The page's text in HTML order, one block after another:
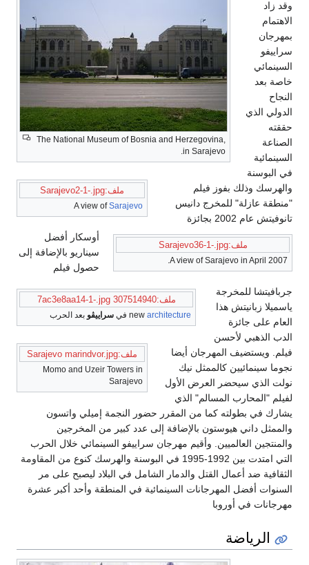
The National Museum of Bosnia and Herzegovina,
in Sarajevo.
ملف:Sarajevo2-1-.jpg
A view ofSarajevo
ملف:Sarajevo36-1-.jpg
A view of Sarajevo in April 2007.
ملف:307514940 7ac3e8aa14-1-.jpg
new architecture في سراييڤو بعد الحرب
ملف:Sarajevo marindvor.jpg
Momo and Uzeir Towers in
Sarajevo
وقد زاد
الاهتمام
بمهرجان
سراييفو
السينمائي
خاصة بعد
النجاح
الدولي الذي
حققته
الصناعة
السينمائية
في البوسنة
والهرسك وذلك بفوز فيلم
"منطقة عازلة" للمخرج دانيس
تانوفيتش عام 2002 بجائزة
أوسكار أفضل
سيناريو بالإضافة إلى
حصول فيلم
جربافيتشا للمخرجة
ياسميلا زبانيتش هذا
العام على جائزة
الدب الذهبي لأحسن
فيلم. ويستضيف المهرجان أيضا
نجوما سينمائيين كالممثل نيك
نولت الذي سيحضر العرض الأول
لفيلم "المحارب المسالم" الذي
يشارك في بطولته كما من المقرر حضور النجمة إميلي واتسون
والممثل داني هيوستون بالإضافة إلى عدد كبير من المخرجين
والمنتجين العالميين. وأقيم مهرجان سراييفو السينمائي خلال الحرب
التي امتدت بين 1992-1995 في البوسنة والهرسك كنوع من المقاومة
الثقافية ضد أعمال القتل والدمار الشامل في البلاد ليصبح على مر
السنوات أفضل المهرجانات السينمائية في المنطقة وأحد أكبر عشرة
مهرجانات في أوروبا
الرياضة